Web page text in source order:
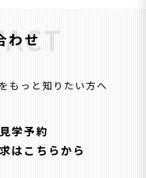
わせ
もっと知りたい方へ
学予約
はこちらから